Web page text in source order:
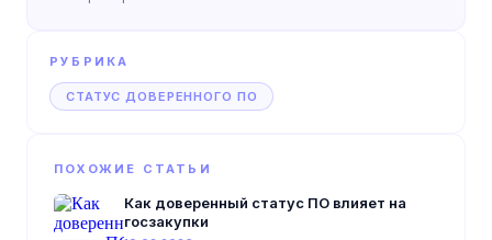
РУБРИКА
СТАТУС ДОВЕРЕННОГО ПО
ПОХОЖИЕ СТАТЬИ
Как доверенный статус ПО влияет на
госзакупки